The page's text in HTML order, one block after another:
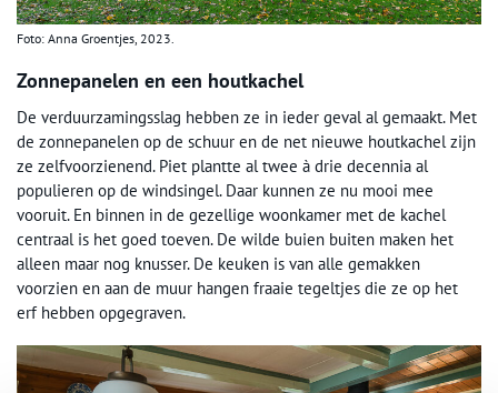
Foto: Anna Groentjes, 2023.
Zonnepanelen en een houtkachel
De verduurzamingsslag hebben ze in ieder geval al gemaakt. Met
de zonnepanelen op de schuur en de net nieuwe houtkachel zijn
ze zelfvoorzienend. Piet plantte al twee à drie decennia al
populieren op de windsingel. Daar kunnen ze nu mooi mee
vooruit. En binnen in de gezellige woonkamer met de kachel
centraal is het goed toeven. De wilde buien buiten maken het
alleen maar nog knusser. De keuken is van alle gemakken
voorzien en aan de muur hangen fraaie tegeltjes die ze op het
erf hebben opgegraven.